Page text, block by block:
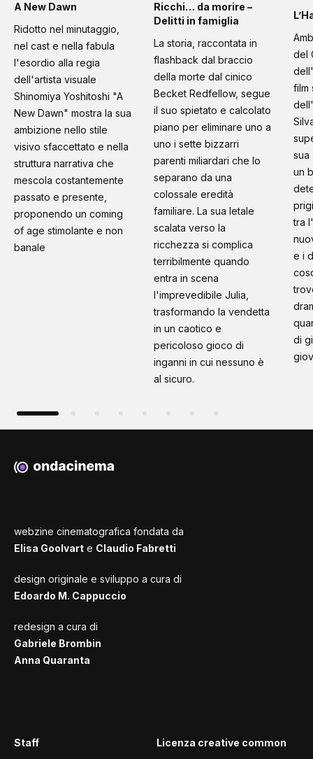
A New Dawn
Ridotto nel minutaggio,
nel cast e nella fabula
l'esordio alla regia
dell'artista visuale
Shinomiya Yoshitoshi "A
New Dawn" mostra la sua
ambizione nello stile
visivo sfaccettato e nella
struttura narrativa che
mescola costantemente
passato e presente,
proponendo un coming
of age stimolante e non
banale
Ricchi… da morire –
Delitti in famiglia
La storia, raccontata in
flashback dal braccio
della morte dal cinico
Becket Redfellow, segue
il suo spietato e calcolato
piano per eliminare uno a
uno i sette bizzarri
parenti miliardari che lo
separano da una
colossale eredità
familiare. La sua letale
scalata verso la
ricchezza si complica
terribilmente quando
entra in scena
l'imprevedibile Julia,
trasformando la vendetta
in un caotico e
pericoloso gioco di
inganni in cui nessuno è
al sicuro.
del
film
sua
un
tra
e i
di
webzine cinematografica fondata da
Elisa Goolvart e Claudio Fabretti
design originale e sviluppo a cura di
Edoardo M. Cappuccio
redesign a cura di
Gabriele Brombin
Anna Quaranta
Staff Licenza creative common